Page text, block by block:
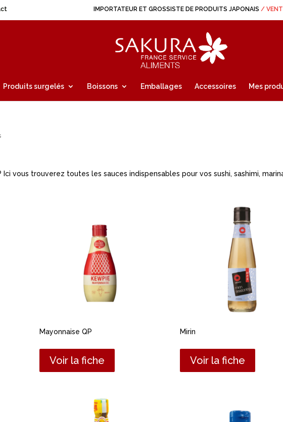
IMPORTATEUR ET GROSSISTE DE PRODUITS JAPONAIS /
Produits surgelés Boissons Emballages Accessoires Mes
Ici vous trouverez toutes les sauces indispensables pour vos sushi, sashimi,
Mayonnaise QP
Voir la fiche
Mirin
Voir la fiche